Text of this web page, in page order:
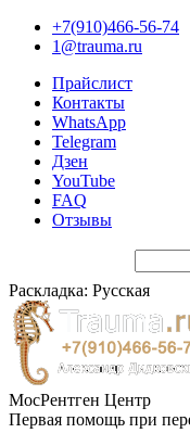
+7(910)466-56-74
1@trauma.ru
Прайслист
Контакты
WhatsApp
Telegram
Дзен
YouTube
FAQ
Отзывы
Раскладка: Русская
МосРентген Центр
Первая помощь при